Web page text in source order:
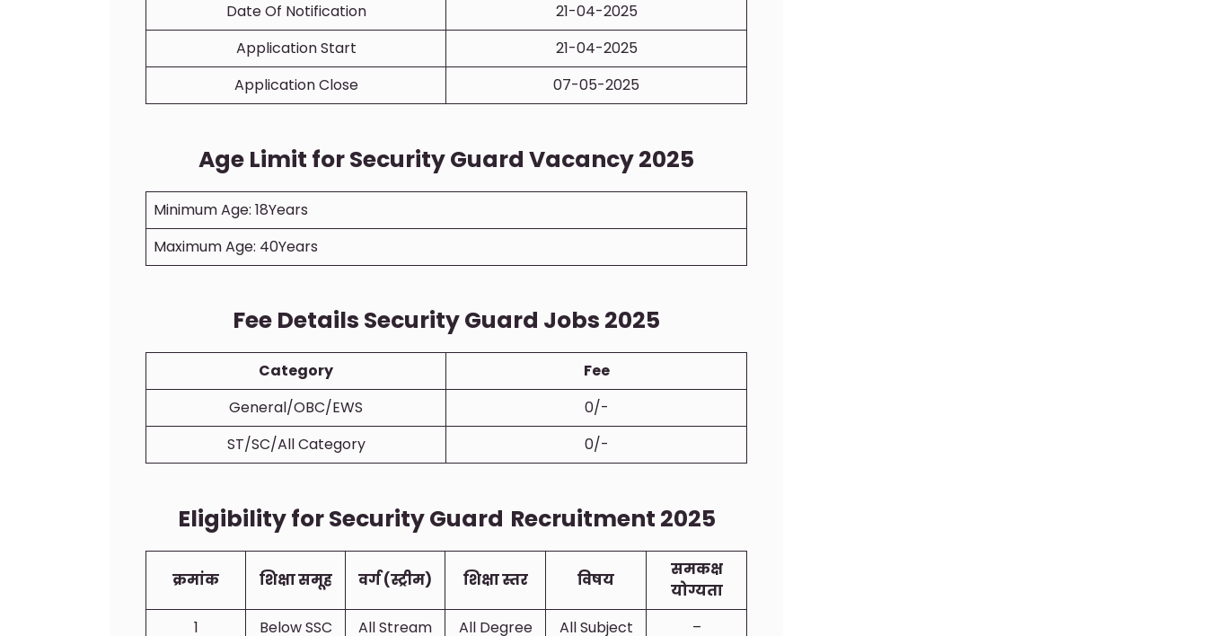
Date Of Notification
21-04-2025
Application Start
21-04-2025
Application Close
07-05-2025
Age Limit for Security Guard Vacancy 2025
Minimum Age: 18Years
Maximum Age: 40Years
Fee Details Security Guard Jobs 2025
Category
Fee
General/OBC/EWS
0/-
ST/SC/All Category
0/-
Eligibility for Security Guard Recruitment 2025
क्रमांक शिक्षा समूह वर्ग (स्ट्रीम) शिक्षा स्तर विषय
समकक्ष
योग्यता
1
Below SSC All Stream All Degree All Subject –